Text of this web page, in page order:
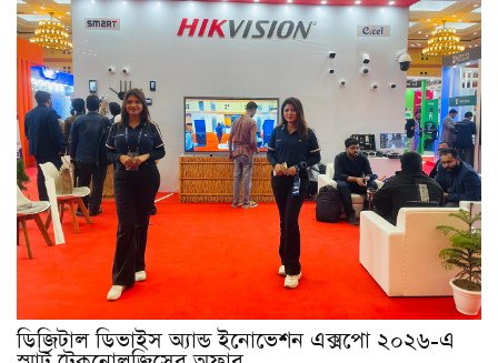
ডিজিটাল ডিভাইস অ্যান্ড ইনোভেশন এক্সপো ২০২৬-এ